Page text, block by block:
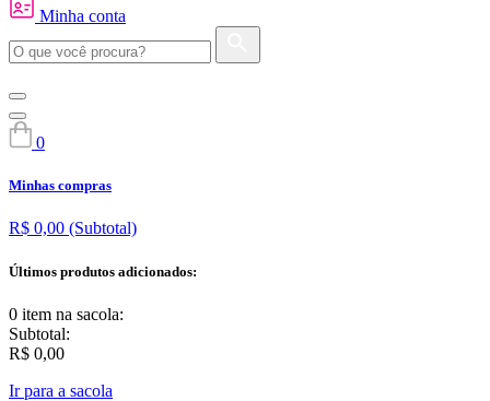
Minha conta
0
Minhas compras
R$ 0,00 (Subtotal)
Últimos produtos adicionados:
0 item na sacola:
Subtotal:
R$ 0,00
Ir para a sacola